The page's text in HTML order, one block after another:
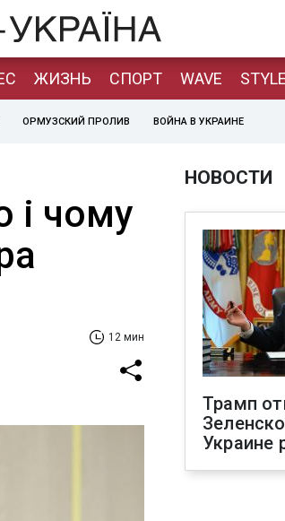
ЖИЗНЬ СПОРТ WAVE
ОРМУЗСКИЙ ПРОЛИВ ВОЙНА В УКРАИНЕ
і чому
12 мин
НОВОСТИ
Трамп
Украине